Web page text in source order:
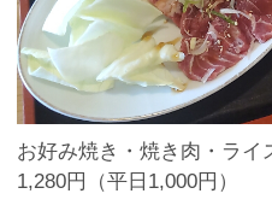
お好み焼き・焼き肉・ライ
1,280円（平日1,000円）